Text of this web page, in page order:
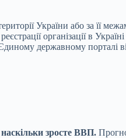
України або за її
організації в
державному порталі
зросте ВВП.